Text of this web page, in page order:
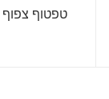
טפטוף צפוף